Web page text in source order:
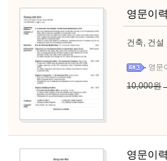
영문이
건축, 건
영문
10,000원
영문이